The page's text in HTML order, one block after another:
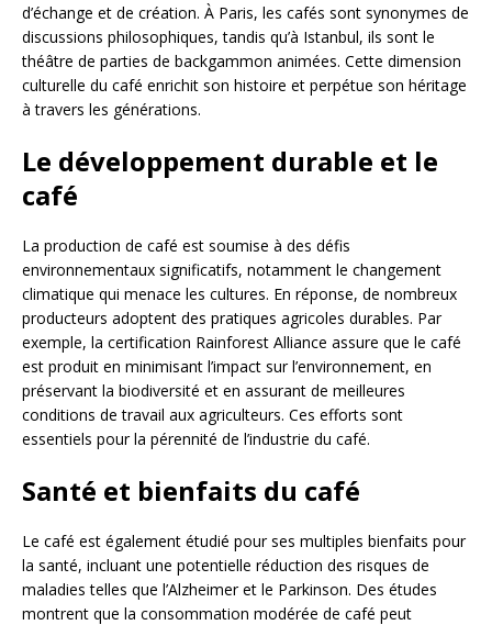
d’échange et de création. À Paris, les cafés sont synonymes de
discussions philosophiques, tandis qu’à Istanbul, ils sont le
théâtre de parties de backgammon animées. Cette dimension
culturelle du café enrichit son histoire et perpétue son héritage
à travers les générations.
Le développement durable et le
café
La production de café est soumise à des défis
environnementaux significatifs, notamment le changement
climatique qui menace les cultures. En réponse, de nombreux
producteurs adoptent des pratiques agricoles durables. Par
exemple, la certification Rainforest Alliance assure que le café
est produit en minimisant l’impact sur l’environnement, en
préservant la biodiversité et en assurant de meilleures
conditions de travail aux agriculteurs. Ces efforts sont
essentiels pour la pérennité de l’industrie du café.
Santé et bienfaits du café
Le café est également étudié pour ses multiples bienfaits pour
la santé, incluant une potentielle réduction des risques de
maladies telles que l’Alzheimer et le Parkinson. Des études
montrent que la consommation modérée de café peut